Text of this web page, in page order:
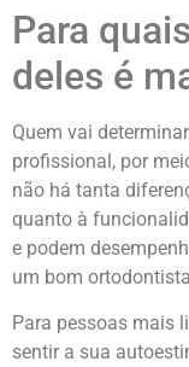
Para
deles é
Quem vai
profissional, por
não há tanta
quanto à
e podem
um bom
Para pessoas mais
sentir a sua